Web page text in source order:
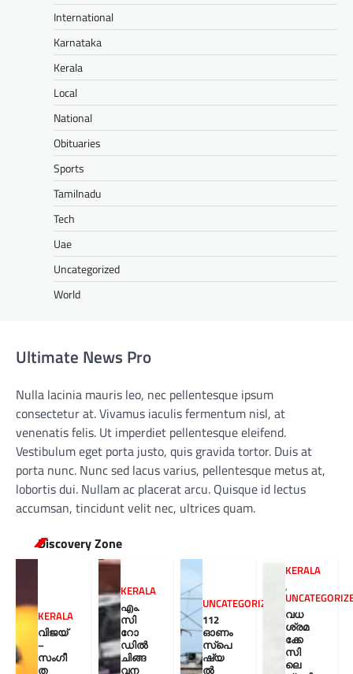
International
Karnataka
Kerala
Local
National
Obituaries
Sports
Tamilnadu
Tech
Uae
Uncategorized
World
Ultimate News Pro
Nulla lacinia mauris leo, nec pellentesque ipsum
consectetur at. Vivamus iaculis fermentum nisl, at
venenatis felis. Ut imperdiet pellentesque eleifend.
Vestibulum eget porta justo, quis gravida tortor. Duis at
porta nunc. Nunc sed lacus varius, pellentesque metus at,
lobortis dui. Nullam ac placerat arcu. Quisque id lectus
accumsan, tincidunt velit nec, ultrices quam.
Discovery Zone
KERALA
വിജയ്
–
സംഗീ
ത
KERALA
എം.
സി
റോ
ഡിൽ
ചിങ്ങ
വന
UNCATEGORIZED
112
ഓണം
സ്പെ
ഷ്യ
ൽ
KERALA
,
വധ
ശ്രമ
ക്കേ
സി
ലെ